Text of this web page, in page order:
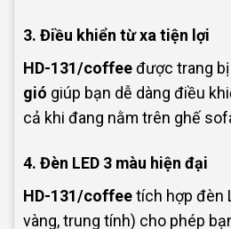
3. Điều khiển từ xa tiện lợi
HD-131/coffeeđược trang bị
gió giúp bạn dễ dàng điều
cả khi đang nằm trên ghế
4. Đèn LED 3 màu hiện đại
HD-131/coffeetích hợp đèn
vàng, trung tính) cho phép